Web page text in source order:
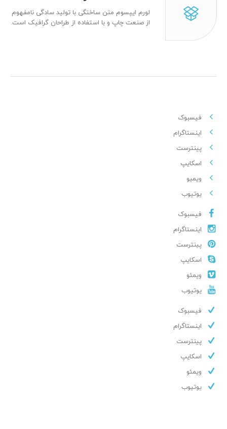
لورم ایپسوم متن ساختگی با تولید سادگی نامفهوم
از صنعت چاپ و با استفاده از طراحان گرافیک است.
فیسبوک
اینستاگرام
پینترست
اسکایپ
ویمیو
یوتیوب
فیسبوک
اینستاگرام
پینترست
اسکایپ
ویمئو
یوتیوب
فیسبوک
اینستاگرام
پینترست
اسکایپ
ویمئو
یوتیوب